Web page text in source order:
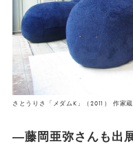
さとうりさ「メダムK」（2011） 作家
―藤岡亜弥さんも出